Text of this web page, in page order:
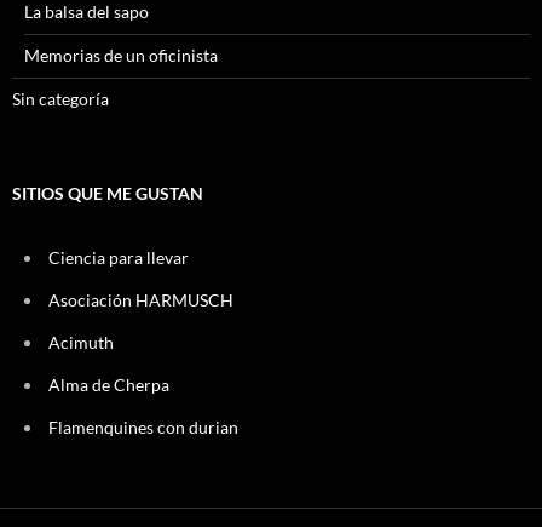
La balsa del sapo
Memorias de un oficinista
Sin categoría
SITIOS QUE ME GUSTAN
Ciencia para llevar
Asociación HARMUSCH
Acimuth
Alma de Cherpa
Flamenquines con durian